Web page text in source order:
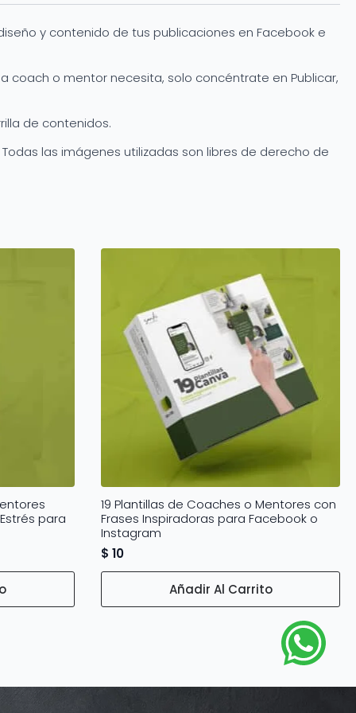
y contenido de tus publicaciones en Facebook e
coach o mentor necesita, solo concéntrate en Publicar,
de contenidos.
las imágenes utilizadas son libres de derecho de
para
19 Plantillas de Coaches o Mentores con
Frases Inspiradoras para Facebook o
Instagram
$ 10
Añadir Al Carrito